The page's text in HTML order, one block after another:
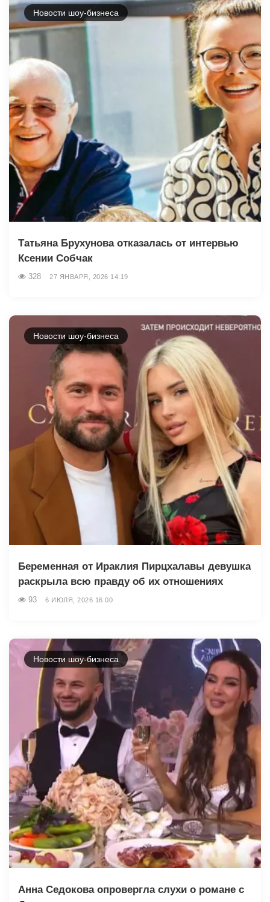
Новости шоу-бизнеса
Татьяна Брухунова отказалась от интервью
Ксении Собчак
328 27 ЯНВАРЯ, 2026 14:19
Новости шоу-бизнеса
Беременная от Ираклия Пирцхалавы девушка
раскрыла всю правду об их отношениях
93 6 ИЮЛЯ, 2026 16:00
Новости шоу-бизнеса
Анна Седокова опровергла слухи о романе с